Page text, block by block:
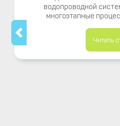
водопроводной
многоэтапные
Читать